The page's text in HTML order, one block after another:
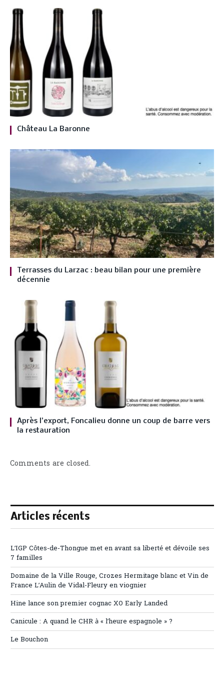
Château La Baronne
Terrasses du Larzac : beau bilan pour une première
décennie
Après l’export, Foncalieu donne un coup de barre vers
la restauration
Comments are closed.
Articles récents
L’IGP Côtes-de-Thongue met en avant sa liberté et dévoile ses
7 familles
Domaine de la Ville Rouge, Crozes Hermitage blanc et Vin de
France L’Aulin de Vidal-Fleury en viognier
Hine lance son premier cognac XO Early Landed
Canicule : A quand le CHR à « l’heure espagnole » ?
Le Bouchon